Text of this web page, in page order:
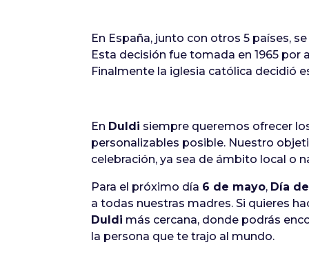
En España, junto con otros 5 países,
Esta decisión fue tomada en 1965
Finalmente la iglesia católica decidió
En Duldi siempre queremos ofrecer
personalizables posible. Nuestro
celebración, ya sea de ámbito local o
Para el próximo día 6 de mayo, Día
a todas nuestras madres. Si quieres
Duldi más cercana, donde podrás
la persona que te trajo al mundo.